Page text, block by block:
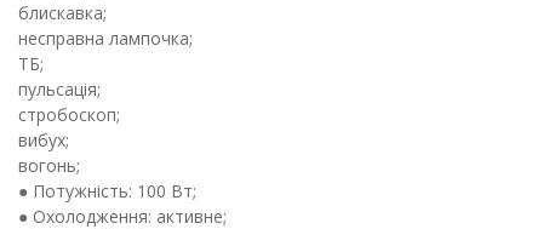
блискавка;
несправна лампочка;
ТБ;
пульсація;
стробоскоп;
вибух;
вогонь;
● Потужність: 100 Вт;
● Охолодження: активне;